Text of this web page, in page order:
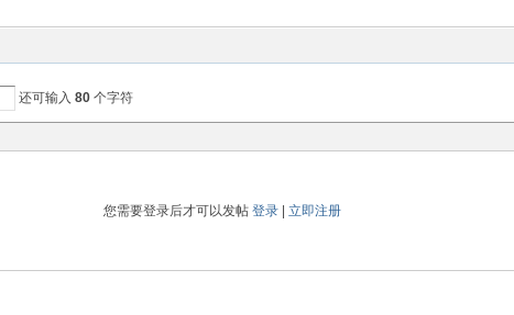
还可输入 80 个字符
您需要登录后才可以发帖 登录 立即注册